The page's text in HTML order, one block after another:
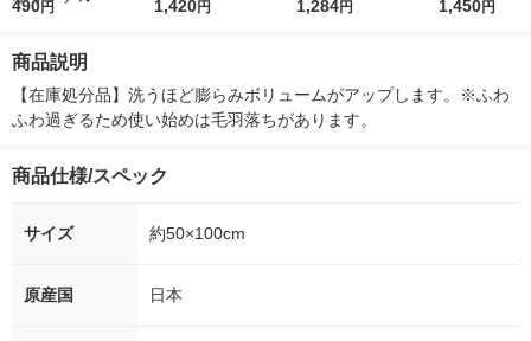
r（ロハコウォータ
シ） オリジナル
490円
レス 500ml 1箱（24
1,420円
ウ） by BLACK無糖 5
1,284円
r 410ml 1箱（
1,450円
商品説明
【在庫処分品】洗うほど膨らみボリュームがアップします。※ふわ
ふわ過ぎるため使い始めは毛羽落ちがあります。
商品仕様/スペック
サイズ 約50×100cm
原産国 日本